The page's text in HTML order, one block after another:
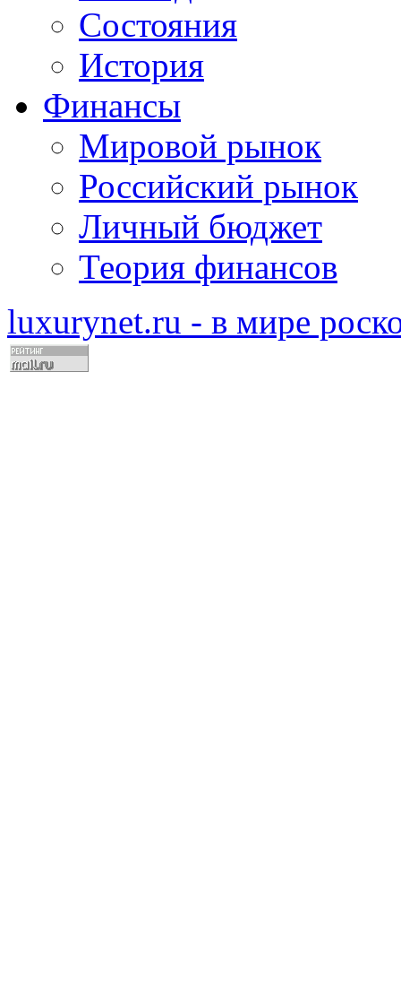
Состояния
История
Финансы
Мировой рынок
Российский рынок
Личный бюджет
Теория финансов
luxurynet.ru - в мире